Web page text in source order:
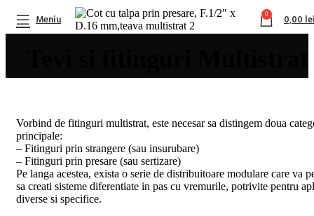
Meniu 0 0,00
Vorbind de fitinguri multistrat, este necesar sa distingem doua
principale:
– Fitinguri prin strangere (sau insurubare)
– Fitinguri prin presare (sau sertizare)
Pe langa acestea, exista o serie de distribuitoare modulare care va
sa creati sisteme diferentiate in pas cu vremurile, potrivite pentru
diverse si specifice.